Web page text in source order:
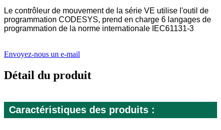
Le contrôleur de mouvement de la série VE utilise l'outil de
programmation CODESYS, prend en charge 6 langages de
programmation de la norme internationale IEC61131-3
Envoyez-nous un e-mail
Détail du produit
Caractéristiques des produits :